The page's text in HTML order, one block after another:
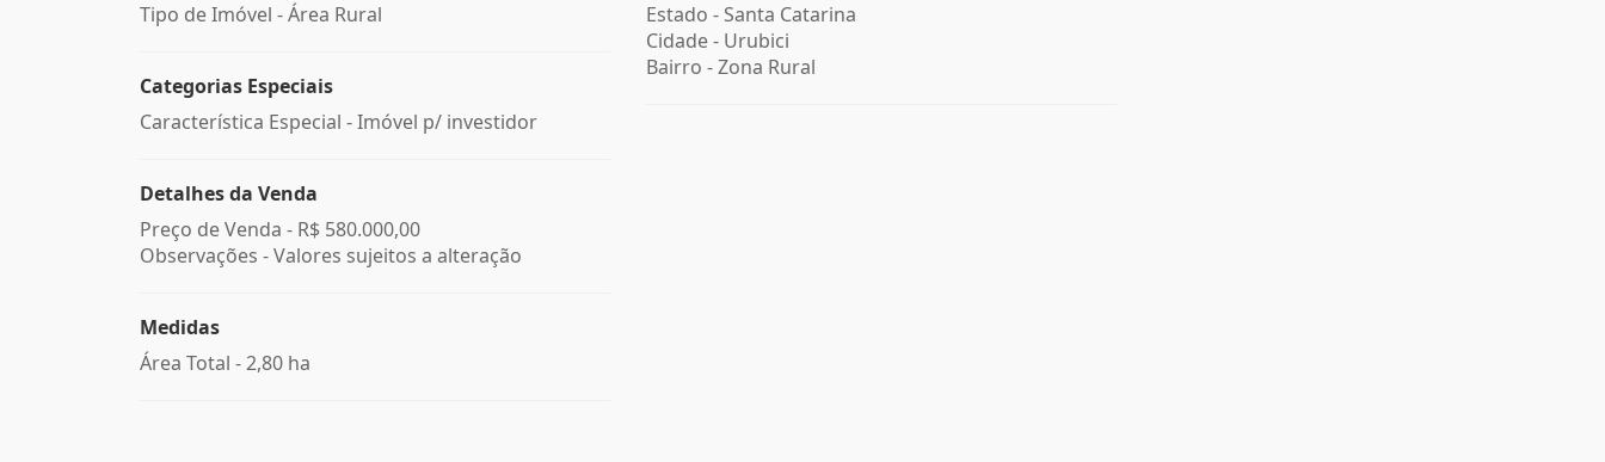
Tipo de Imóvel - Área Rural
Categorias Especiais
Característica Especial - Imóvel p/ investidor
Detalhes da Venda
Preço de Venda - R$ 580.000,00
Observações - Valores sujeitos a alteração
Medidas
Área Total - 2,80 ha
Estado - Santa Catarina
Cidade - Urubici
Bairro -Zona Rural